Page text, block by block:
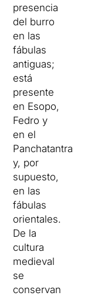
presencia
del burro
en las
fábulas
antiguas;
está
presente
en Esopo,
Fedro y
en el
Panchatantra
y, por
supuesto,
en las
fábulas
orientales.
De la
cultura
medieval
se
conservan